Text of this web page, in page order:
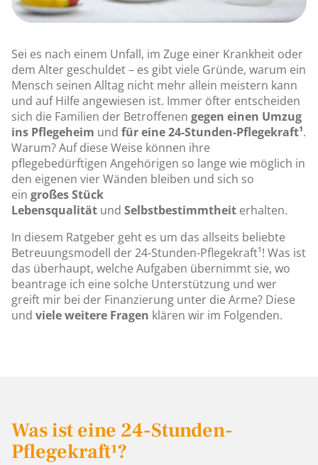
Sei es nach einem Unfall, im Zuge einer Krankheit oder
dem Alter geschuldet – es gibt viele Gründe, warum ein
Mensch seinen Alltag nicht mehr allein meistern kann
und auf Hilfe angewiesen ist. Immer öfter entscheiden
sich die Familien der Betroffenen gegen einen Umzug
ins Pflegeheim und für eine 24-Stunden-Pflegekraft¹.
Warum? Auf diese Weise können ihre
pflegebedürftigen Angehörigen so lange wie möglich in
den eigenen vier Wänden bleiben und sich so
ein großes Stück
Lebensqualität und Selbstbestimmtheit erhalten.
In diesem Ratgeber geht es um das allseits beliebte
Betreuungsmodell der 24-Stunden-Pflegekraft¹! Was ist
das überhaupt, welche Aufgaben übernimmt sie, wo
beantrage ich eine solche Unterstützung und wer
greift mir bei der Finanzierung unter die Arme? Diese
und viele weitere Fragen klären wir im Folgenden.
Was ist eine 24-Stunden-
Pflegekraft¹?